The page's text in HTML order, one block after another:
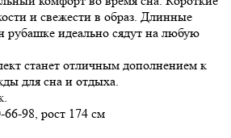
и свежести в образ. Длинные
рубашке идеально сядут на любую
станет отличным дополнением к
для сна и отдыха.
98, рост 174 см